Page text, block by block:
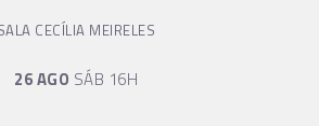
CECÍLIA MEIRELES
26 AGO SÁB 16H